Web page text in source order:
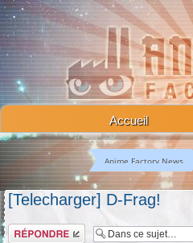
Accueil
Anime Factory News
[Telecharger] D-Frag!
Répondre